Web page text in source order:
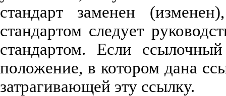
стандарт заменен
стандартом следует
стандартом. Если
положение, в котором дана
затрагивающей эту ссылку.